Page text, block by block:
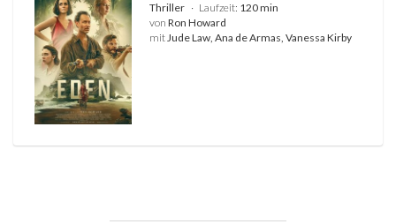
Thriller Laufzeit: 120 min
von Ron Howard
mitJude Law, Ana de Armas, Vanessa Kirby